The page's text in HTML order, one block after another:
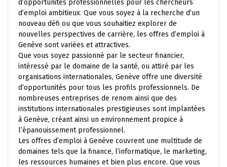
d’opportunités professionnelles pour les chercheurs
d’emploi ambitieux. Que vous soyez à la recherche d’un
nouveau défi ou que vous souhaitiez explorer de
nouvelles perspectives de carrière, les offres d’emploi à
Genève sont variées et attractives.
Que vous soyez passionné par le secteur financier,
intéressé par le domaine de la santé, ou attiré par les
organisations internationales, Genève offre une diversité
d’opportunités pour tous les profils professionnels. De
nombreuses entreprises de renom ainsi que des
institutions internationales prestigieuses sont implantées
à Genève, créant ainsi un environnement propice à
l’épanouissement professionnel.
Les offres d’emploi à Genève couvrent une multitude de
domaines tels que la finance, l’informatique, le marketing,
les ressources humaines et bien plus encore. Que vous